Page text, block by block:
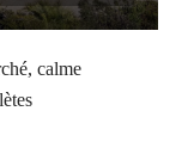
calme